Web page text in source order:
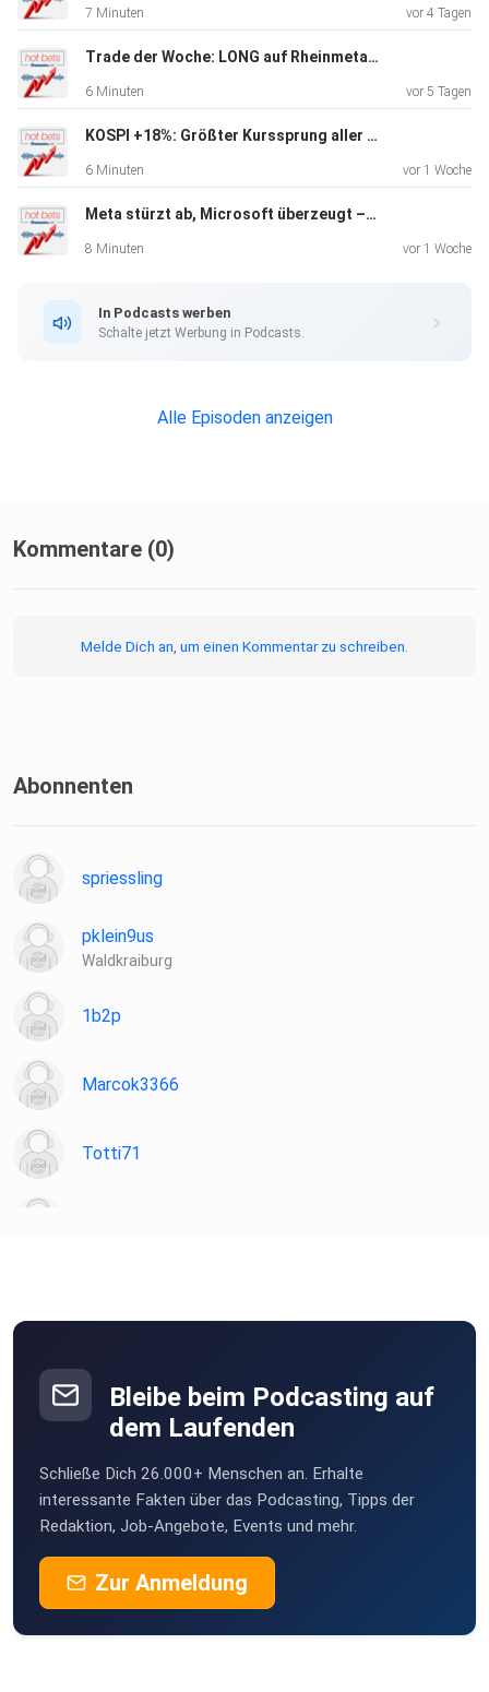
7 Minuten vor 4 Tagen
Trade der Woche: LONG auf Rheinmetall – Neue Rekordjagd nach DAX-Allzeithoch?
6 Minuten vor 5 Tagen
KOSPI +18%: Größter Kurssprung aller Zeiten! KI-Euphorie, Hedgefonds-Schock & DAX vor dem Allzeithoch
6 Minuten vor 1 Woche
Meta stürzt ab, Microsoft überzeugt – Siemens Energy jetzt die große Kaufchance? | Adidas crasht nach Zahlen!
8 Minuten vor 1 Woche
In Podcasts werben
Schalte jetzt Werbung in Podcasts.
Alle Episoden anzeigen
Kommentare (0)
Melde Dich an, um einen Kommentar zu schreiben.
Abonnenten
spriessling
pklein9us
Waldkraiburg
1b2p
Marcok3366
Totti71
Münster
dr6tbi7u
Nürnberg
Max1223
Bleibe beim Podcasting auf
dem Laufenden
Schließe Dich 26.000+ Menschen an. Erhalte
interessante Fakten über das Podcasting, Tipps der
Redaktion, Job-Angebote, Events und mehr.
Zur Anmeldung